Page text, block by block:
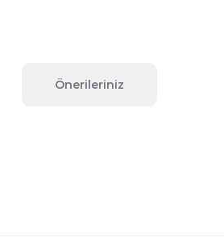
Önerileriniz